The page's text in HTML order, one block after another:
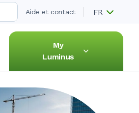
Aide et contact FR
My
Luminus